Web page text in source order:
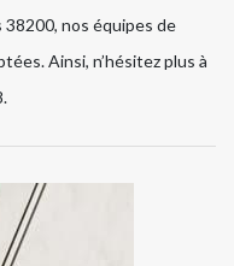
nos équipes de
Ainsi, n’hésitez plus à